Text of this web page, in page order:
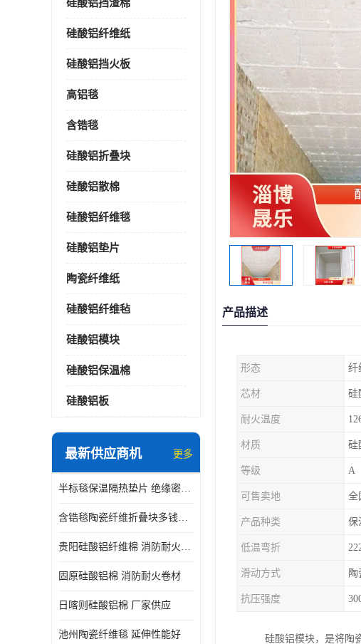
硅酸铝挡渣棉
硅酸铝纤维纸
硅酸铝挡火板
高铝毯
含锆毯
硅酸铝折叠块
硅酸铝散棉
硅酸铝纤维毯
硅酸铝垫片
陶瓷纤维纸
硅酸铝纤维毡
硅酸铝模块
硅酸铝保温棉
硅酸铝板
最新供应商机 更多
半标毯保温隔热垫片 绝缘密封垫片
含锆毯陶瓷纤维折叠块多钱一立方 硅酸铝模块
贵阳硅酸铝纤维棉 消防耐火卷材
固原硅酸铝棉 消防耐火卷材
日喀则硅酸铝棉 厂家供应
池州陶瓷纤维毯 延伸性能好
产品描述
形态 纤
芯材 硅
耐火温度
材质 硅
等级 A
可售卖地 全
产品种类 保
低温弯折
滑动方式 陶
抗压强度
硅酸铝模块，是将陶